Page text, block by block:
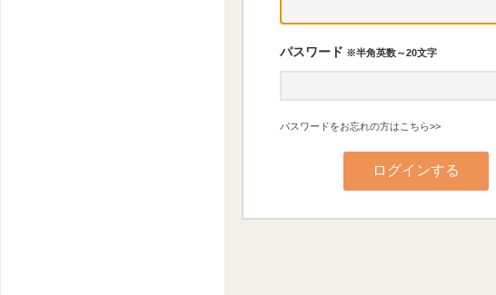
パスワード ※半角英数～20文字
パスワードをお忘れの方はこちら>>